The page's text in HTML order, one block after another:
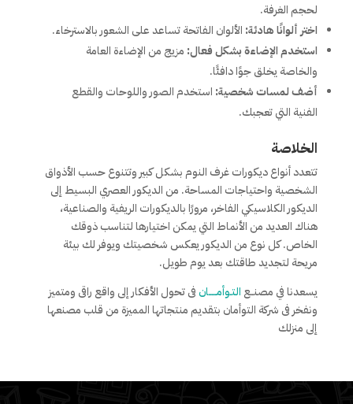
لحجم الغرفة.
اختر ألوانًا هادئة: الألوان الفاتحة تساعد على الشعور بالاسترخاء.
استخدم الإضاءة بشكل فعال: مزيج من الإضاءة العامة
والخاصة يخلق جوًا دافئًا.
أضف لمسات شخصية: استخدم الصور واللوحات والقطع
الفنية التي تعجبك.
الخلاصة
تتعدد أنواع ديكورات غرف النوم بشكل كبير وتتنوع حسب الأذواق
الشخصية واحتياجات المساحة. من الديكور العصري البسيط إلى
الديكور الكلاسيكي الفاخر، مرورًا بالديكورات الريفية والصناعية،
هناك العديد من الأنماط التي يمكن اختيارها لتناسب ذوقك
الخاص. كل نوع من الديكور يعكس شخصيتك ويوفر لك بيئة
مريحة لتجديد طاقتك بعد يوم طويل.
يسعدنا في مصنــع التـوأمـــــانفى تحول الأفكار إلى واقع راقى ومتميز
ونفخر فى شركة التوأمان بتقديم منتجاتها المميزة من قلب مصنعها
إلى منزلك